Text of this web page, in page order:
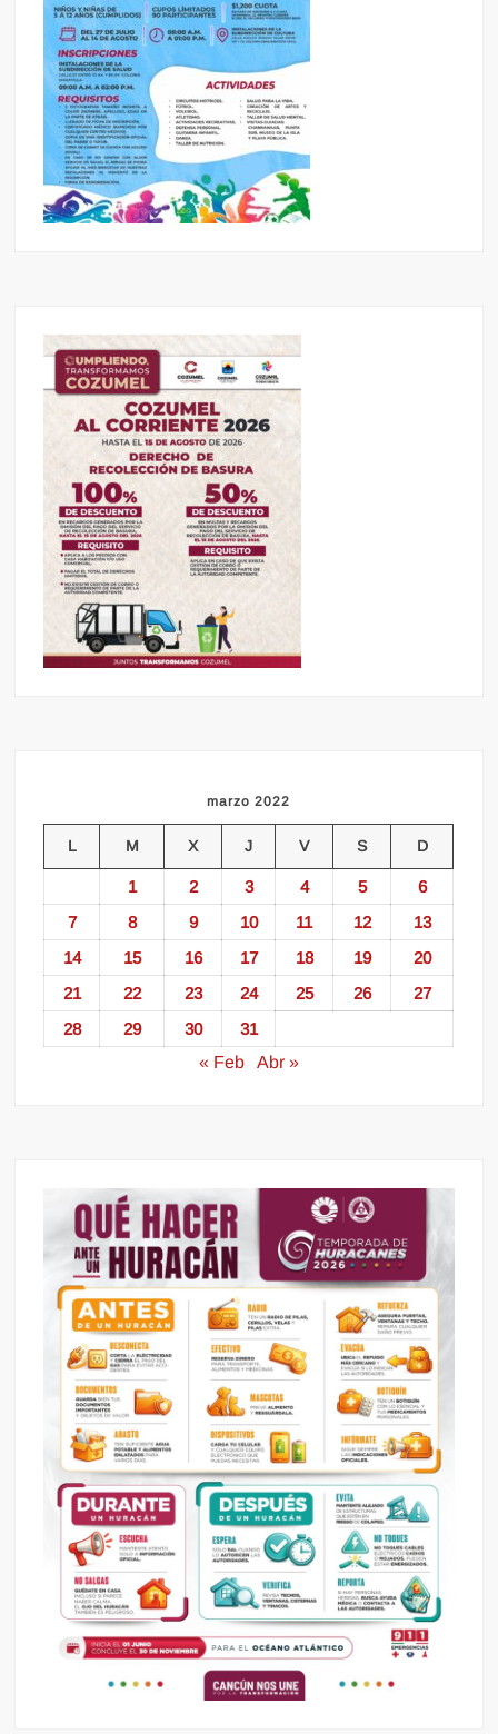
marzo 2022
L M X J V S D
1 2 3 4 5
6
7
8 9 10 11 12
13
14
15 16 17 18 19
20
21
22 23 24 25 26
27
28
29 30
31
« Feb
Abr »